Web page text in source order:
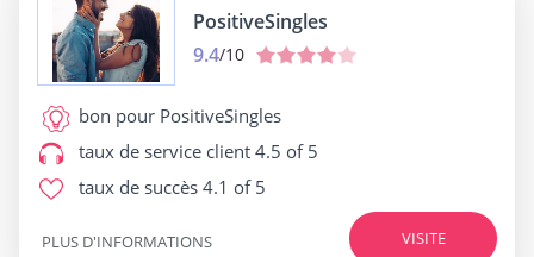
PositiveSingles
9.4/10
bon pour PositiveSingles
taux de service client 4.5 of 5
taux de succès 4.1 of 5
VISITE
PLUS D'INFORMATIONS